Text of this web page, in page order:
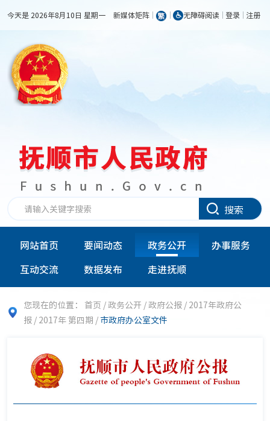
今天是 2026年8月10日 星期一 新媒体矩阵 无障碍阅读 登录 注册
搜索
网站首页 要闻动态 政务公开
办事服务
互动交流
数据发布 走进抚顺
您现在的位置： 首页 /政务公开 /政府公报 / 2017年政府公
报 / 2017年 第四期 / 市政府办公室文件